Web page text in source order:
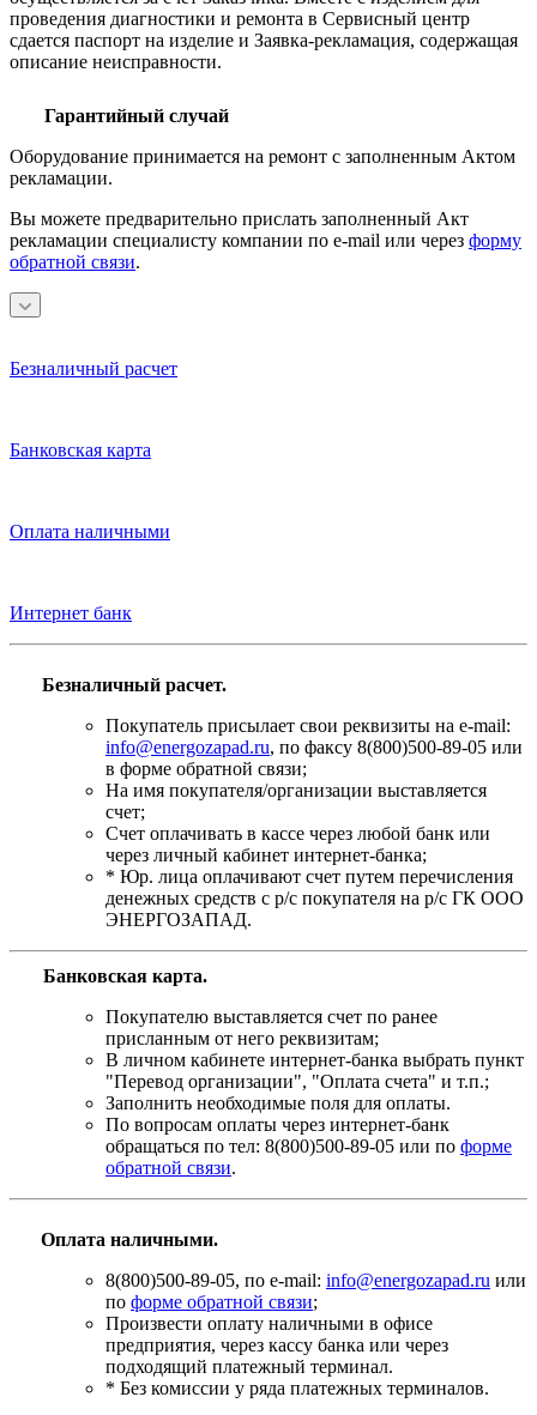
проведения диагностики и ремонта в Сервисный центр
сдается паспорт на изделие и Заявка-рекламация, содержащая
описание неисправности.
Гарантийный случай
Оборудование принимается на ремонт с заполненным Актом
рекламации.
Вы можете предварительно прислать заполненный Акт
рекламации специалисту компании по e-mail или через форму
обратной связи.
Безналичный расчет
Банковская карта
Оплата наличными
Интернет банк
Безналичный расчет.
Покупатель присылает свои реквизиты на e-mail:
info@energozapad.ru, по факсу 8(800)500-89-05 или
в форме обратной связи;
На имя покупателя/организации выставляется
счет;
Счет оплачивать в кассе через любой банк или
через личный кабинет интернет-банка;
* Юр. лица оплачивают счет путем перечисления
денежных средств с р/с покупателя на р/с ГК ООО
ЭНЕРГОЗАПАД.
Банковская карта.
Покупателю выставляется счет по ранее
присланным от него реквизитам;
В личном кабинете интернет-банка выбрать пункт
"Перевод организации", "Оплата счета" и т.п.;
Заполнить необходимые поля для оплаты.
По вопросам оплаты через интернет-банк
обращаться по тел: 8(800)500-89-05 или по форме
обратной связи.
Оплата наличными.
8(800)500-89-05, по e-mail: info@energozapad.ru или
по форме обратной связи;
Произвести оплату наличными в офисе
предприятия, через кассу банка или через
подходящий платежный терминал.
* Без комиссии у ряда платежных терминалов.